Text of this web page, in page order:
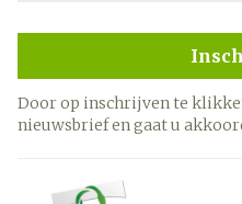
Door op inschrijven te
nieuwsbrief en gaat u